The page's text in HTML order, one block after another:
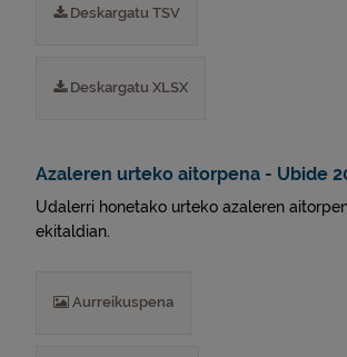
Deskargatu TSV
Deskargatu XLSX
Azaleren urteko aitorpena - Ubide
Udalerri honetako urteko azaleren
ekitaldian.
Aurreikuspena